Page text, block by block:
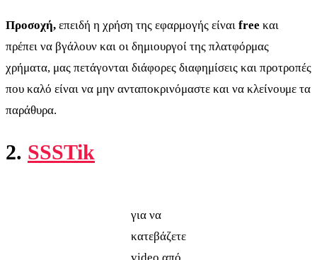
Προσοχή, επειδή η χρήση της εφαρμογής είναι free και
πρέπει να βγάλουν και οι δημιουργοί της πλατφόρμας
χρήματα, μας πετάγονται διάφορες διαφημίσεις και προτροπές
που καλό είναι να μην ανταποκρινόμαστε και να κλείνουμε τα
παράθυρα.
2. SSSTik
για να
κατεβάζετε